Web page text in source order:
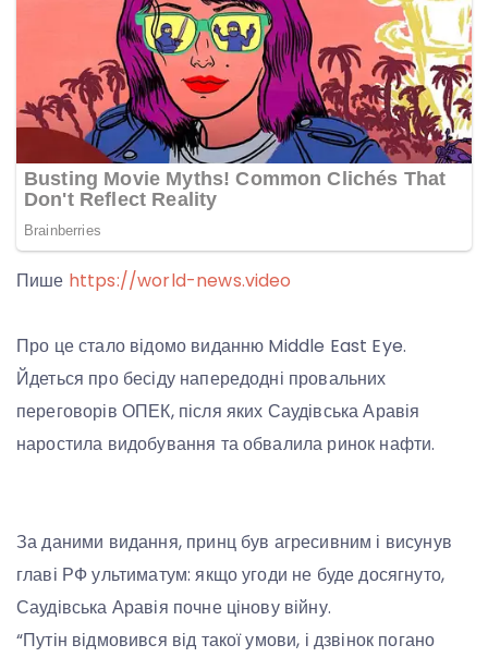
Пише https://world-news.video
Про це стало відомо виданню Middle East Eye.
Йдеться про бесіду напередодні провальних
переговорів ОПЕК, після яких Саудівська Аравія
наростила видобування та обвалила ринок нафти.
За даними видання, принц був агресивним і висунув
главі РФ ультиматум: якщо угоди не буде досягнуто,
Саудівська Аравія почне цінову війну.
“Путін відмовився від такої умови, і дзвінок погано